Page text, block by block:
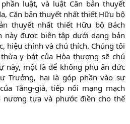
luật, và luật Căn bản thuyết
Căn bản thuyết nhất thiết Hữu bộ
thuyết nhất thiết Hữu bộ Bách
này được biên tập dưới dạng bản
hiệu chính và chú thích. Chúng tôi
y bát của Hòa thượng sẽ chú
này, một là để không phụ ân đức
Trưởng, hai là góp phần vào sự
Tăng-già, tiếp nối mạng mạch
nương tựa và phước điền cho thế